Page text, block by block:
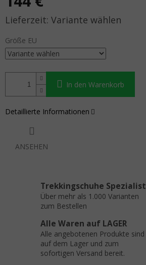
Verkaufspreis: Variante wählen
Größe EU
In den Warenkorb
Detaillierte Informationen
ANSEHEN
Trekkingschuhe Spezialist
Über mehr als 1.000 Varianten
zum Bestellen
Alle Waren auf LAGER
Alle angebotenen Produkte sind
auf dem Lager und zum
sofortigen Versand bereit.